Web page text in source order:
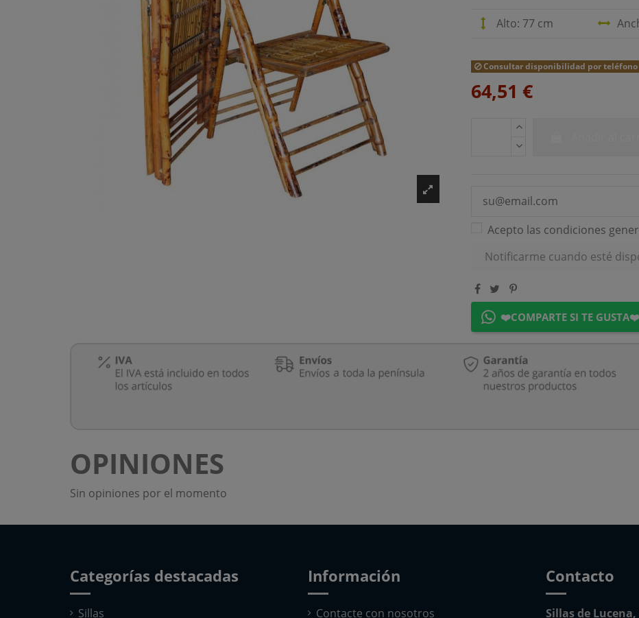
Alto: 77 cm
Consultar disponibilidad por teléfono
64,51 €
Acepto las condiciones
❤️COMPARTE SI TE GUSTA❤️
OPINIONES
Sin opiniones por el momento
Categorías destacadas
Sillas
Información
Contacte con nosotros
Contacto
Sillas de Lucena,